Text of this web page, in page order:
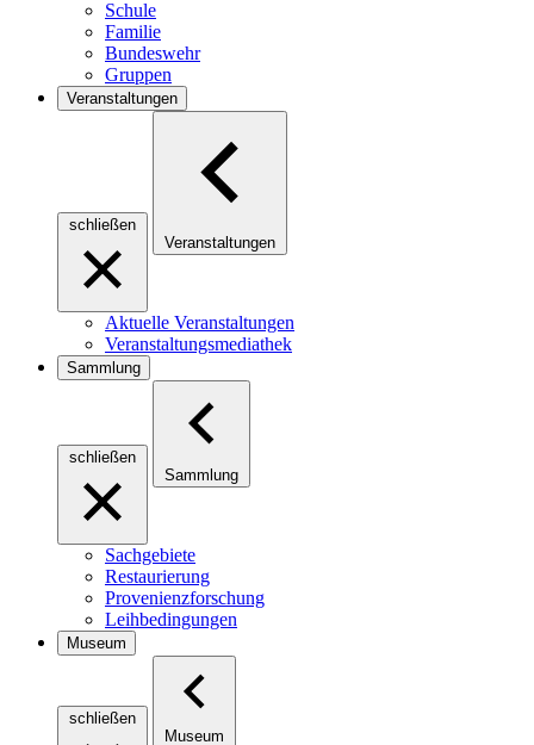
Schule
Familie
Bundeswehr
Gruppen
Veranstaltungen
schließen
Veranstaltungen
Aktuelle Veranstaltungen
Veranstaltungsmediathek
Sammlung
schließen
Sammlung
Sachgebiete
Restaurierung
Provenienzforschung
Leihbedingungen
Museum
schließen
Museum